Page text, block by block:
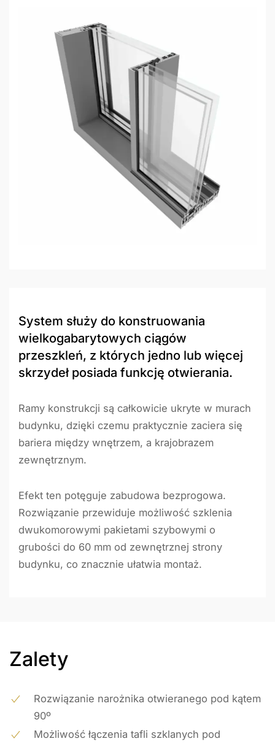
System służy do konstruowania
wielkogabarytowych ciągów
przeszkleń, z których jedno lub więcej
skrzydeł posiada funkcję otwierania.
Ramy konstrukcji są całkowicie ukryte w murach
budynku, dzięki czemu praktycznie zaciera się
bariera między wnętrzem, a krajobrazem
zewnętrznym.
Efekt ten potęguje zabudowa bezprogowa.
Rozwiązanie przewiduje możliwość szklenia
dwukomorowymi pakietami szybowymi o
grubości do 60 mm od zewnętrznej strony
budynku, co znacznie ułatwia montaż.
Zalety
Rozwiązanie narożnika otwieranego pod kątem
90º
Możliwość łączenia tafli szklanych pod